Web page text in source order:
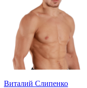
Виталий Слипенко